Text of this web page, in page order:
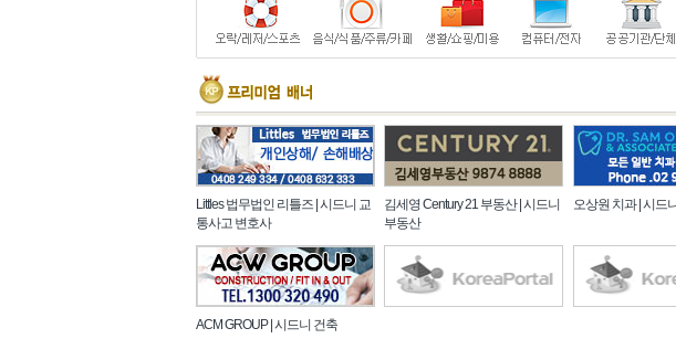
Littles 법무법인 리틀즈 | 시드니 교
통사고 변호사
김세영 Century 21 부동산 | 시드니
부동산
오상원 치과 | 시드
ACM GROUP | 시드니 건축